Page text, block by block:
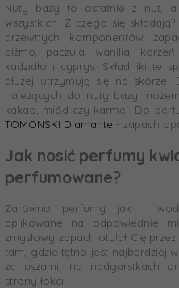
Nuty bazy to ostatnie z nut,
wszystkich. Z czego się
drzewnych komponentów
piżmo, paczula, wanilia,
kadzidło i cyprys. Składniki te
dłużej utrzymują się na
należących do nuty bazy
kakao, miód czy karmel. Do
TOMONSKI Diamante - zapach
Jak nosić perfumy
perfumowane?
Zarówno perfumy jak i
aplikowane na odpowiednie
zmysłowy zapach otulał Cię
tam, gdzie tętno jest najbardziej
za uszami, na nadgarstkach
strony łokci.